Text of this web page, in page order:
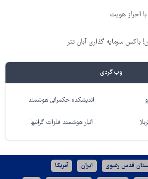
باکس سرمایه گذاری آبان تتر
وب گردی
اندیشکده حکمرانی هوشمند
انبار هوشمند فلزات گرانبها
قدس رضوی ایران آمریکا